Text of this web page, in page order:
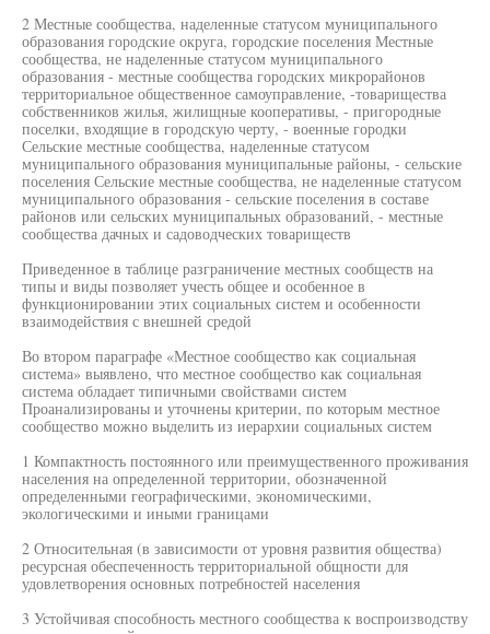
2 Местные сообщества, наделенные статусом муниципального
образования городские округа, городские поселения Местные
сообщества, не наделенные статусом муниципального
образования - местные сообщества городских микрорайонов
территориальное общественное самоуправление, -товарищества
собственников жилья, жилищные кооперативы, - пригородные
поселки, входящие в городскую черту, - военные городки
Сельские местные сообщества, наделенные статусом
муниципального образования муниципальные районы, - сельские
поселения Сельские местные сообщества, не наделенные статусом
муниципального образования - сельские поселения в составе
районов или сельских муниципальных образований, - местные
сообщества дачных и садоводческих товариществ
Приведенное в таблице разграничение местных сообществ на
типы и виды позволяет учесть общее и особенное в
функционировании этих социальных систем и особенности
взаимодействия с внешней средой
Во втором параграфе «Местное сообщество как социальная
система» выявлено, что местное сообщество как социальная
система обладает типичными свойствами систем
Проанализированы и уточнены критерии, по которым местное
сообщество можно выделить из иерархии социальных систем
1 Компактность постоянного или преимущественного проживания
населения на определенной территории, обозначенной
определенными географическими, экономическими,
экологическими и иными границами
2 Относительная (в зависимости от уровня развития общества)
ресурсная обеспеченность территориальной общности для
удовлетворения основных потребностей населения
3 Устойчивая способность местного сообщества к воспроизводству